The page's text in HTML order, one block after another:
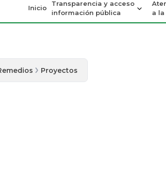
Inicio
Transparencia y acceso
información pública
a
Proyectos